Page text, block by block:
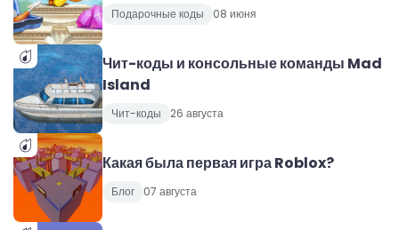
Подарочные коды 08 июня
Чит-коды и консольные команды Mad
Island
Чит-коды 26 августа
Какая была первая игра Roblox?
Блог 07 августа